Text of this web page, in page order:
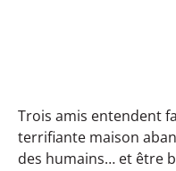
Trois amis entendent
terrifiante maison
des humains… et être